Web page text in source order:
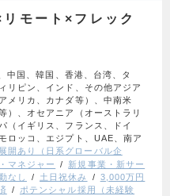
モート×フレック
中国、韓国、香港、台湾、タ
リピン、インド、その他アジア
メリカ、カナダ等）、中南米
）、オセアニア（オーストラリ
（イギリス、フランス、ドイ
ロッコ、エジプト、UAE、南ア
開あり（日系グローバル企
マネジャー
新規事業・新サー
なし 土日祝休み
3,000万円
ポテンシャル採用（未経験